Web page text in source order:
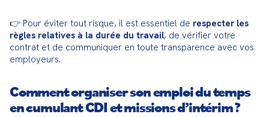
👉 Pour éviter tout risque, il est essentiel de respecter les
règles relatives à la durée du travail, de vérifier votre
contrat et de communiquer en toute transparence avec vos
employeurs.
Comment organiser son emploi du temps
en cumulant CDI et missions d’intérim ?